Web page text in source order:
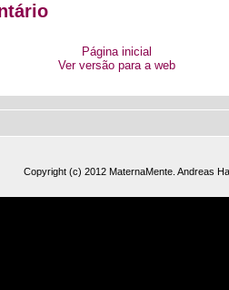
Página inicial
Ver versão para a web
Copyright (c) 2012 MaternaMente. Andreas